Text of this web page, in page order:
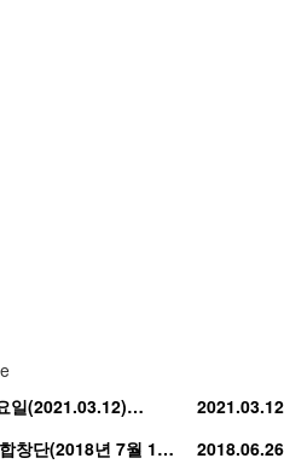
2021.03.12
일(2021.03.12)…
2018.06.26
창단(2018년 7월 1…